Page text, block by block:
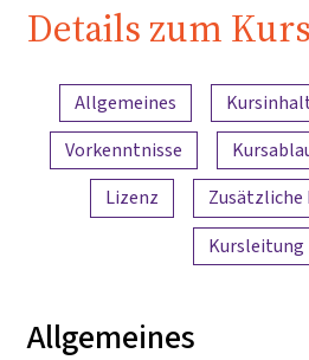
Details zum Kurs
Inhaltsübersicht
Allgemeines
Vorkenntnisse
Lizenz
Kursleitung
Allgemeines